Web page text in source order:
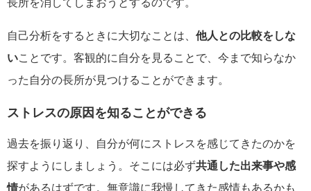
長所を消してしまおうとするのです。
自己分析をするときに大切なことは、 他人との比較をしな
いことです。客観的に自分を見ることで、今まで知らなか
った自分の長所が見つけることができます。
ストレスの原因を知ることができる
過去を振り返り、自分が何にストレスを感じてきたのかを
探すようにしましょう。そこには必ず共通した出来事や感
情があるはずです。無意識に我慢してきた感情もあるかも